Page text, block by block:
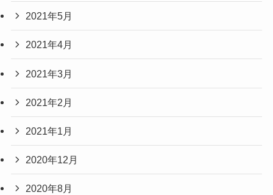
2021年5月
2021年4月
2021年3月
2021年2月
2021年1月
2020年12月
2020年8月